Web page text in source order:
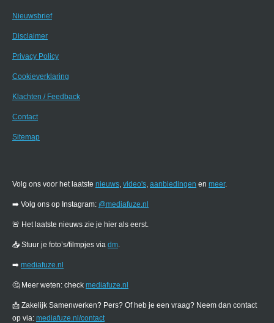
Nieuwsbrief
Disclaimer
Privacy Policy
Cookieverklaring
Klachten / Feedback
Contact
Sitemap
Volg ons voor het laatste nieuws, video's, aanbiedingen en meer.
➡️ Volg ons op Instagram: @mediafuze.nl
🚨 Het laatste nieuws zie je hier als eerst.
📥 Stuur je foto’s/filmpjes via dm.
➡️ mediafuze.nl
🤔 Meer weten: check mediafuze.nl
📩 Zakelijk Samenwerken? Pers? Of heb je een vraag? Neem dan contact
op via: mediafuze.nl/contact